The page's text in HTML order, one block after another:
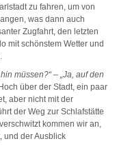
zu fahren, um von
was dann auch
Zugfahrt, den letzten
mit schönstem Wetter und
müssen?“ – „Ja, auf den
über der Stadt, ein paar
aber nicht mit der
der Weg zur Schlafstätte
kommen wir an,
und der Ausblick